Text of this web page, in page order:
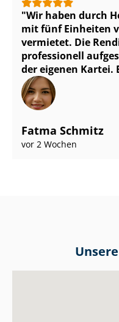
Wir haben durch
mit fünf Einheiten
vermietet. Die
professionell
der eigenen Kartei.
Fatma Schmitz
vor 2 Wochen